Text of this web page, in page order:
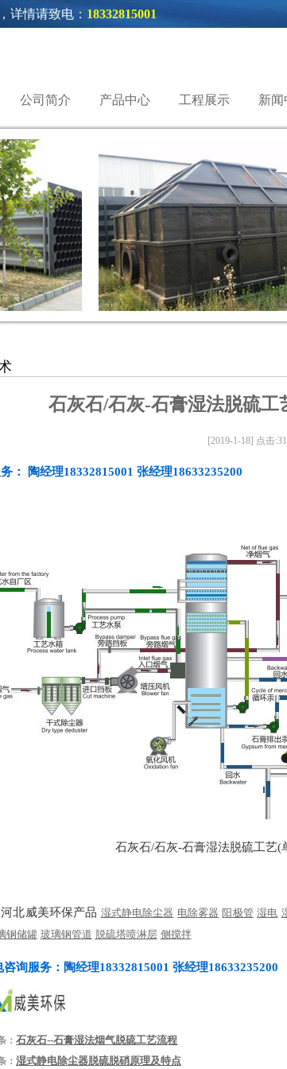
详情请致电： 18332815001
公司简介 产品中心 工程展示 新闻
石灰石/石灰-石膏湿法脱硫工
[2019-1-18] 点击:
： 陶经理18332815001 张经理18633235200
石灰石/石灰-石膏湿法脱硫工艺(
北威美环保产品 湿式静电除尘器 电除雾器 阳极管 湿电
钢储罐 玻璃钢管道 脱硫塔喷淋层 侧搅拌
询服务：陶经理18332815001 张经理18633235200
： 石灰石--石膏湿法烟气脱硫工艺流程
： 湿式静电除尘器脱硫脱硝原理及特点